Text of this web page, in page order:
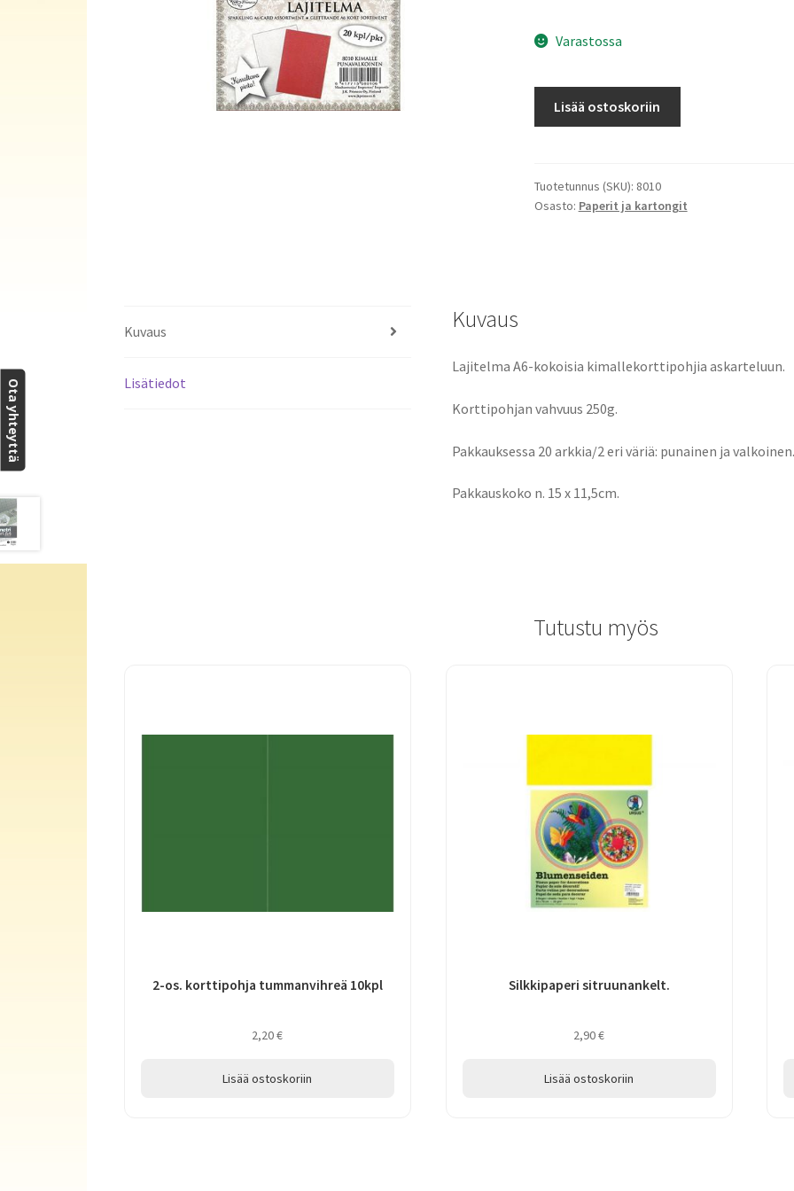
Varastossa
20kpl
määrä
Lisää ostoskoriin
Tuotetunnus (SKU): 8010
Osasto: Paperit ja kartongit
Kuvaus
Lisätiedot
Kuvaus
Lajitelma A6-kokoisia kimallekorttipohjia askarteluun.
Korttipohjan vahvuus 250g.
Pakkauksessa 20 arkkia/2 eri väriä: punainen ja
Pakkauskoko n. 15 x 11,5cm.
Tutustu myös
2-os. korttipohja tummanvihreä 10kpl
2,20€
Lisää ostoskoriin
Silkkipaperi sitruunankelt.
2,90€
Lisää ostoskoriin
Ota yhteyttä